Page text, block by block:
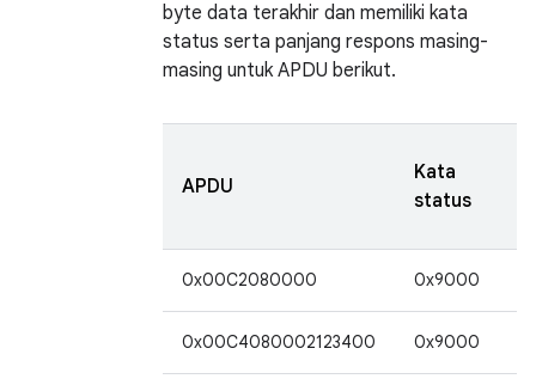
byte data terakhir dan memiliki kata
status serta panjang respons masing-
masing untuk APDU berikut.
APDU
Kata
status
0x00C2080000 0x9000
0x00C4080002123400 0x9000